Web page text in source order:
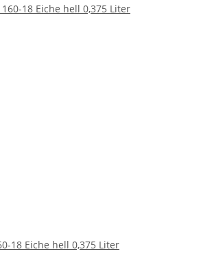
18 Eiche hell 0,375 Liter